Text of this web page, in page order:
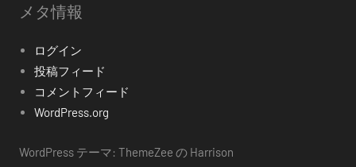
メタ情報
ログイン
投稿フィード
コメントフィード
WordPress.org
WordPress テーマ: ThemeZee の Harrison